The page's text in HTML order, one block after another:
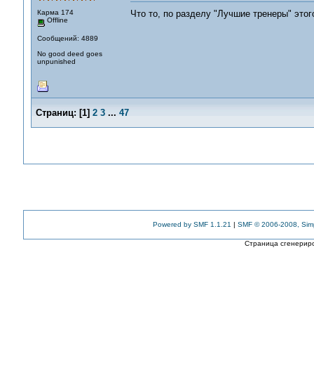
Карма 174
Offline
Сообщений: 4889
No good deed goes
unpunished
Что то, по разделу "Лучшие тренеры"
Страниц: [1] 2 3 ... 47
Powered by SMF 1.1.21 | SMF © 2006-2008,
Страница